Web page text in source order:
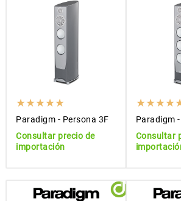
Paradigm - Persona 3F
Consultar precio de
importación
Paradigm
Consultar